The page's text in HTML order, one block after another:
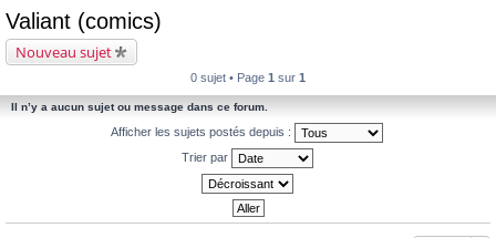
Valiant (comics)
Nouveau sujet
0 sujet • Page 1 sur 1
Il n’y a aucun sujet ou message dans ce forum.
Afficher les sujets postés depuis :
Trier par